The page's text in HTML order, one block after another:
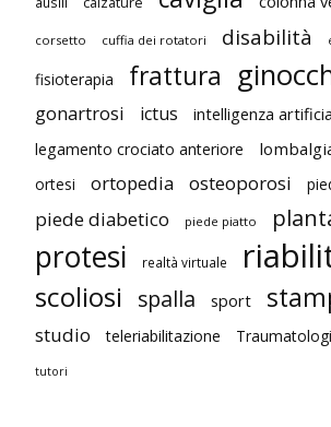
corsetto cuffia dei rotatori disabilità
fisioterapia frattura
gonartrosi ictus intelligenza
legamento crociato anteriore
ortesi
ortopedia osteoporosi
piede diabetico piede piatto
protesi realtà virtuale
scoliosi spalla sport
studio teleriabilitazione
tutori